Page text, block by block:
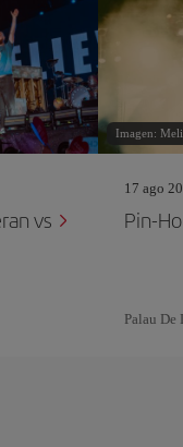
vs
Imagen:
17 ago
Palau De